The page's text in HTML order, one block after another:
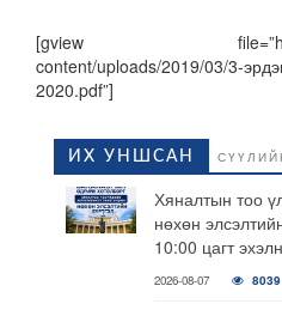
[gview file=”https://
content/uploads/2019/03/3-
2020.pdf”]
ИХ УНШСАН
Хяналтын тоо
нөхөн
10:00 цагт
2026-08-07 8039